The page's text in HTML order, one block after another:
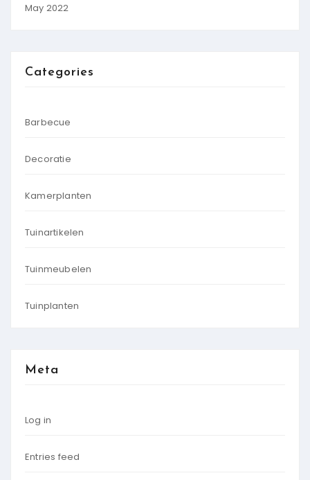
May 2022
Categories
Barbecue
Decoratie
Kamerplanten
Tuinartikelen
Tuinmeubelen
Tuinplanten
Meta
Log in
Entries feed